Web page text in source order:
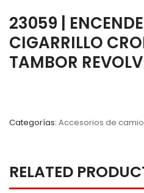
23059 |
CIGARRILLO
TAMBOR
Categorías: Accesorios de
RELATED